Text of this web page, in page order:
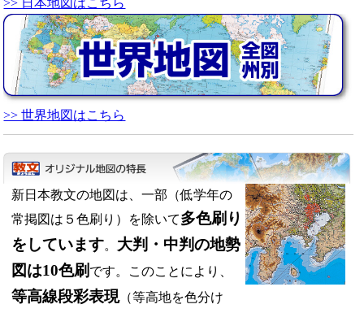
>> 世界地図はこちら
新日本教文の地図は、一部（低学年の
常掲図は５色刷り）を除いて多色刷り
をしています。 大判・中判の地勢
図は10色刷 です。このことにより、
等高線段彩表現（等高地を色分け